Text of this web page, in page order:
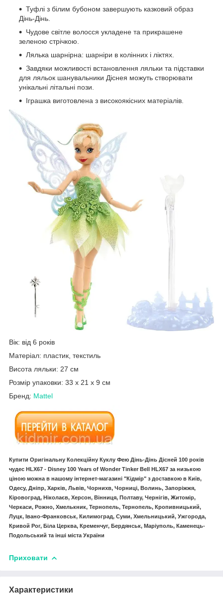
Туфлі з білим бубоном завершують казковий образ
Дінь-Дінь.
Чудове світле волосся укладене та прикрашене
зеленою стрічкою.
Лялька шарнірна: шарніри в колінних і ліктях.
Завдяки можливості встановлення ляльки та підставки
для ляльок шанувальники Діснея можуть створювати
унікальні літальні пози.
Іграшка виготовлена з високоякісних матеріалів.
Вік: від 6 років
Матеріал: пластик, текстиль
Висота ляльки: 27 см
Розмір упаковки: 33 x 21 x 9 см
Бренд: Mattel
Купити Оригінальну Колекційну Куклу Фею Дінь-Дінь Дісней 100 років
чудес HLX67 - Disney 100 Years of Wonder Tinker Bell HLX67 за низькою
ціною можна в нашому інтернет-магазині "Кідмір" з доставкою в Київ,
Одесу, Дніпр, Харків, Львів, Чорнихв, Чорниці, Волинь, Запоріжжя,
Кіровоград, Ніколаєв, Херсон, Вінниця, Полтаву, Чернігів, Житомір,
Черкаси, Рожно, Хмелькник, Тернопель, Тернопель, Кропивницький,
Луцк, Івано-Франковськ, Килимоград, Суми, Хмельницький, Ужгорода,
Кривой Рог, Біла Церква, Кременчуг, Бердянськ, Маріуполь, Каменець-
Подольський та інші міста України
Приховати
Характеристики